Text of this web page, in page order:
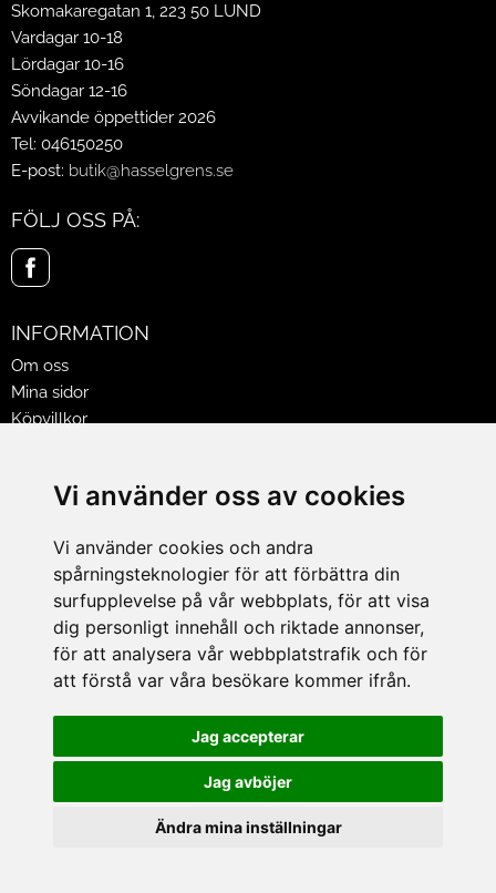
Vi använder oss av cookies
Vi använder cookies och andra
spårningsteknologier för att förbättra din
surfupplevelse på vår webbplats, för att visa
dig personligt innehåll och riktade annonser,
för att analysera vår webbplatstrafik och för
att förstå var våra besökare kommer ifrån.
Jag accepterar
Jag avböjer
Ändra mina inställningar
Skomakaregatan 1, 223 50 LUND
Vardagar 10-18
Lördagar 10-16
Söndagar 12-16
Avvikande öppettider 2026
Tel: 046150250
E-post: butik@hasselgrens.se
FÖLJ OSS PÅ:
INFORMATION
Om oss
Mina sidor
Köpvillkor
Jobba på Hasselgrens
LEVERANS
BETALNINGSSÄTT
I butiken i Lund kan du betala med Visa, Mastercard, Lund
City presentkort och kontanter.